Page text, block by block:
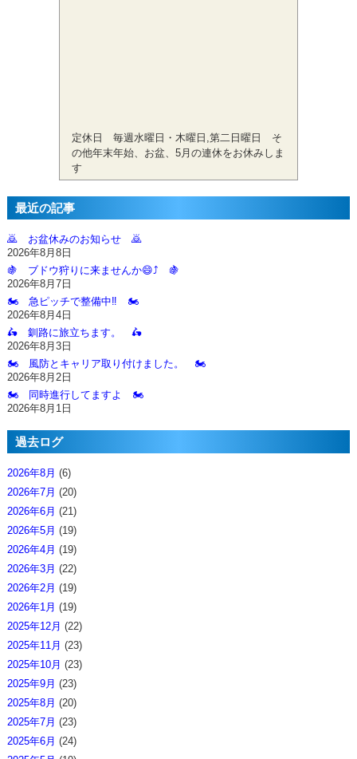
定休日 毎週水曜日・木曜日,第二日曜日 そ
の他年末年始、お盆、5月の連休をお休みしま
す
最近の記事
🙇‍ お盆休みのお知らせ 🙇‍
2026年8月8日
🍇 ブドウ狩りに来ませんか😄⤴️ 🍇
2026年8月7日
🏍️ 急ピッチで整備中‼️ 🏍️
2026年8月4日
🛵 釧路に旅立ちます。 🛵
2026年8月3日
🏍️ 風防とキャリア取り付けました。 🏍️
2026年8月2日
🏍️ 同時進行してますよ 🏍️
2026年8月1日
過去ログ
2026年8月 (6)
2026年7月 (20)
2026年6月 (21)
2026年5月 (19)
2026年4月 (19)
2026年3月 (22)
2026年2月 (19)
2026年1月 (19)
2025年12月 (22)
2025年11月 (23)
2025年10月 (23)
2025年9月 (23)
2025年8月 (20)
2025年7月 (23)
2025年6月 (24)